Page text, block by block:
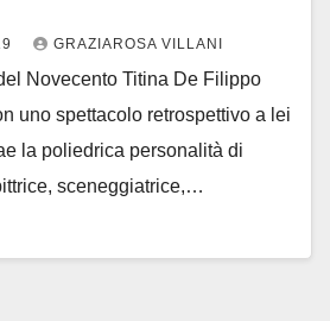
GRAZIAROSA VILLANI
Novecento Titina De Filippo
uno spettacolo retrospettivo a lei
la poliedrica personalità di
sceneggiatrice,…